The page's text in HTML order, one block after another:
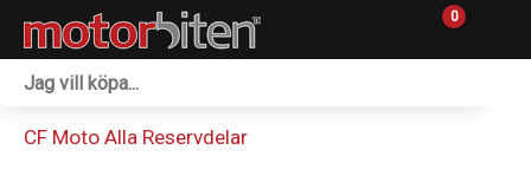
0
CF Moto Alla Reservdelar